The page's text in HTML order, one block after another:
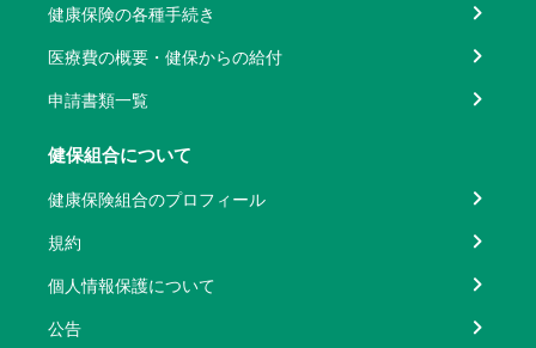
健康保険の各種手続き
医療費の概要・健保からの給付
申請書類一覧
健保組合について
健康保険組合のプロフィール
規約
個人情報保護について
公告